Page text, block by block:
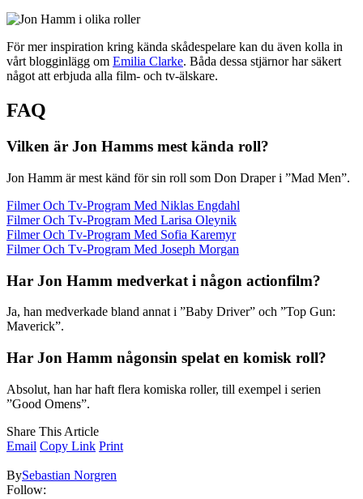
För mer inspiration kring kända skådespelare kan du även kolla in
vårt blogginlägg om Emilia Clarke. Båda dessa stjärnor har säkert
något att erbjuda alla film- och tv-älskare.
FAQ
Vilken är Jon Hamms mest kända roll?
Jon Hamm är mest känd för sin roll som Don Draper i ”Mad Men”.
Filmer Och Tv-Program Med Niklas Engdahl
Filmer Och Tv-Program Med Larisa Oleynik
Filmer Och Tv-Program Med Sofia Karemyr
Filmer Och Tv-Program Med Joseph Morgan
Har Jon Hamm medverkat i någon actionfilm?
Ja, han medverkade bland annat i ”Baby Driver” och ”Top Gun:
Maverick”.
Har Jon Hamm någonsin spelat en komisk roll?
Absolut, han har haft flera komiska roller, till exempel i serien
”Good Omens”.
Share This Article
Email Copy Link Print
BySebastian Norgren
Follow: